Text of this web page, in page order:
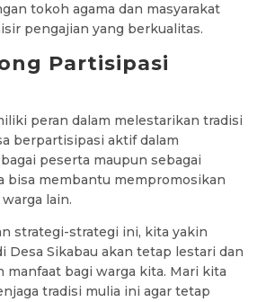
tokoh agama dan masyarakat
pengajian yang berkualitas.
Partisipasi
peran dalam melestarikan tradisi
berpartisipasi aktif dalam
peserta maupun sebagai
bisa membantu mempromosikan
lain.
strategi-strategi ini, kita yakin
Desa Sikabau akan tetap lestari dan
manfaat bagi warga kita. Mari kita
tradisi mulia ini agar tetap